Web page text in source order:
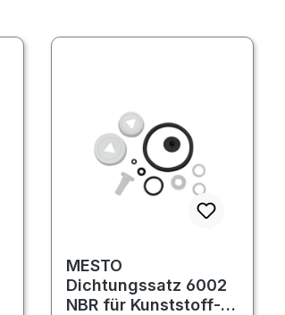
MESTO
Dichtungssatz 6002
NBR für Kunststoff-